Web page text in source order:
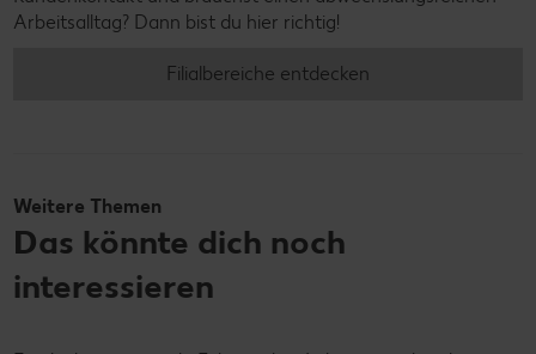
Arbeitsalltag? Dann bist du hier richtig!
Filialbereiche entdecken
Weitere Themen
Das könnte dich noch
interessieren